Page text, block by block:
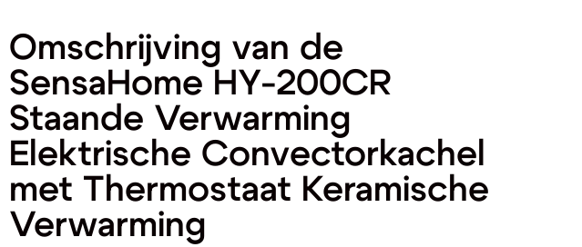
Omschrijving van de
SensaHome HY-200CR
Staande Verwarming
Elektrische Convectorkachel
met Thermostaat Keramische
Verwarming